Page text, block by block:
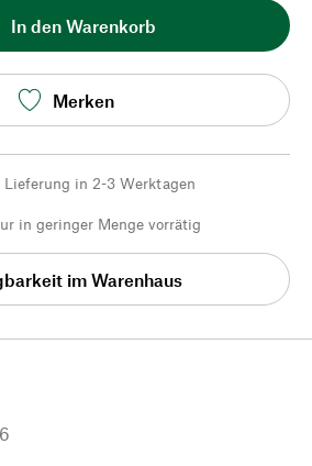
In den Warenkorb
Merken
Lieferung in 2-3 Werktagen
in geringer Menge vorrätig
im Warenhaus